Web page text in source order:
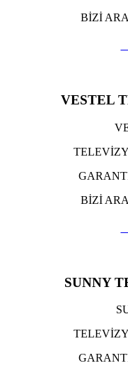
BİZİ
VESTEL
BİZİ
SUNNY